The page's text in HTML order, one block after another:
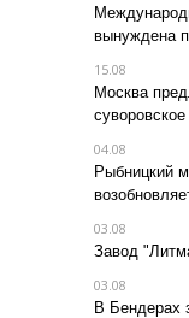
вынуждена
15.08
Москва
04.08
Рыбницкий
03.08
Завод
03.08
В Бендерах